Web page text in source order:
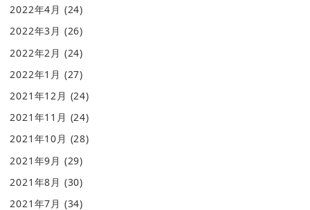
2022年4月 (24)
2022年3月 (26)
2022年2月 (24)
2022年1月 (27)
2021年12月 (24)
2021年11月 (24)
2021年10月 (28)
2021年9月 (29)
2021年8月 (30)
2021年7月 (34)